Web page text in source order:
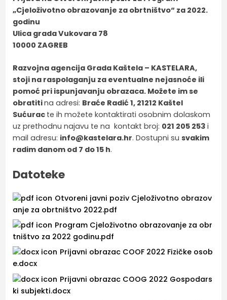
„Cjeloživotno obrazovanje za obrtništvo“ za 2022.
godinu
Ulica grada Vukovara 78
10000 ZAGREB
Razvojna agencija Grada Kaštela – KASTELARA,
stoji na raspolaganju za eventualne nejasnoće ili
pomoć pri ispunjavanju obrazaca. Možete im se
obratitina adresi: Braće Radić 1, 21212 Kaštel
Sućurac te ih možete kontaktirati osobnim dolaskom
uz prethodnu najavu te na kontakt broj: 021 205 253 i
mail adresu: info@kastelara.hr. Dostupni susvakim
radim danom od 7 do 15 h.
Datoteke
Otvoreni javni poziv Cjeloživotno obrazov
anje za obrtništvo 2022.pdf
Program Cjeloživotno obrazovanje za obr
tništvo za 2022 godinu.pdf
Prijavni obrazac COOF 2022 Fizičke osob
e.docx
Prijavni obrazac COOG 2022 Gospodars
ki subjekti.docx